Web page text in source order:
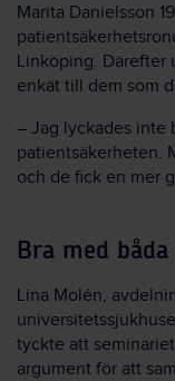
Marita Danielsson
Linköping. Därefter
enkät till dem som
– Jag lyckades inte
patientsäkerheten.
och de fick en mer
Bra med
Lina Molén,
tyckte att
argument för att